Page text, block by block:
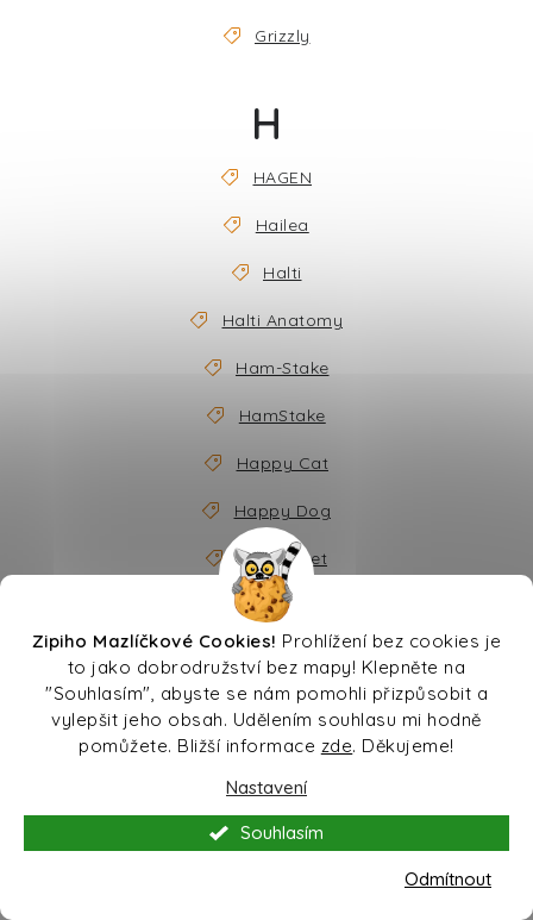
Zipiho Mazlíčkové Cookies! Prohlížení bez cookies je
to jako dobrodružství bez mapy! Klepněte na
"Souhlasím", abyste se nám pomohli přizpůsobit a
vylepšit jeho obsah. Udělením souhlasu mi hodně
pomůžete. Bližší informace zde. Děkujeme!
Nastavení
Odmítnout
Souhlasím
Grizzly
H
HAGEN
Hailea
Halti
Halti Anatomy
Ham-Stake
HamStake
Happy Cat
Happy Dog
Happy Pet
Haquoss
Harper and Bone
Harrison Pet Product Inc.
HASBRO
Hausbrandt
Healthy